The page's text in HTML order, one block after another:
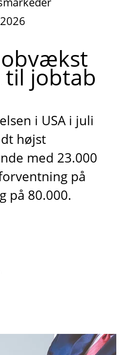
jobtab
i USA i juli
højst
med 23.000
på
på 80.000.